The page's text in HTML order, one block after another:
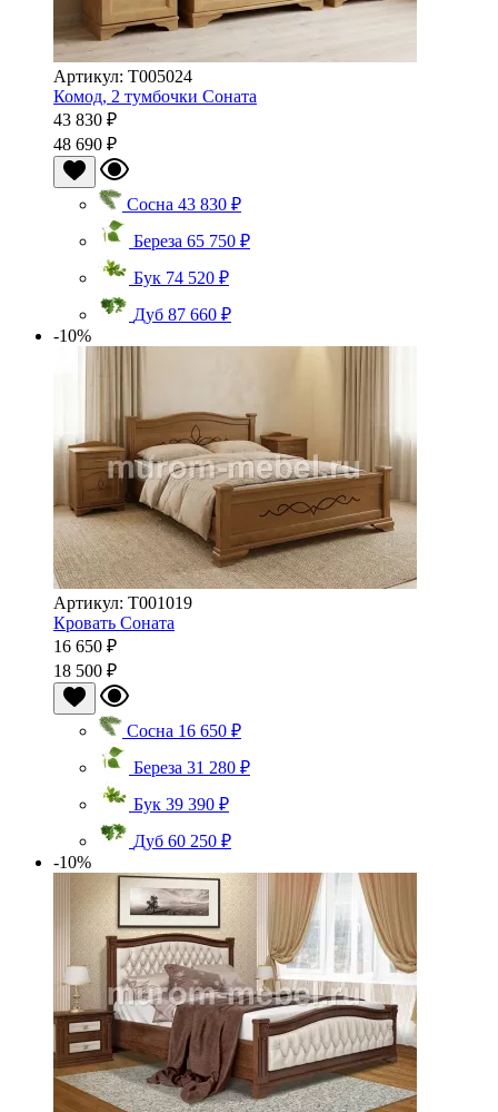
Артикул: Т005024
Комод, 2 тумбочки Соната
43 830 ₽
48 690 ₽
Сосна 43 830 ₽
Береза 65 750 ₽
Бук 74 520 ₽
Дуб 87 660 ₽
-10%
Артикул: Т001019
Кровать Соната
16 650 ₽
18 500 ₽
Сосна 16 650 ₽
Береза 31 280 ₽
Бук 39 390 ₽
Дуб 60 250 ₽
-10%